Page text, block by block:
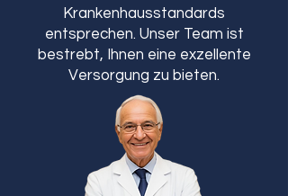
Krankenhausstandards
entsprechen. Unser Team ist
bestrebt, Ihnen eine exzellente
Versorgung zu bieten.